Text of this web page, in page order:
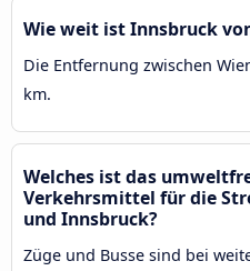
Wie weit ist Innsbruck
Die Entfernung zwischen
km.
Welches ist das
Verkehrsmittel für die
und Innsbruck?
Züge und Busse sind bei